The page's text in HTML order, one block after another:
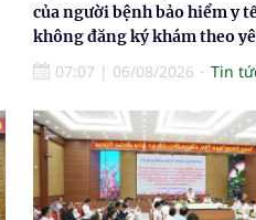
của người bệnh bảo hiểm y
không đăng ký khám theo
07:07 | 06/08/2026 Tin